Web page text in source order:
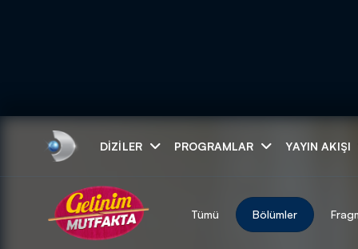
DIZILER PROGRAMLAR YAYIN AKIŞI
ARAMA SONUÇLARI
Tümü Bölümler